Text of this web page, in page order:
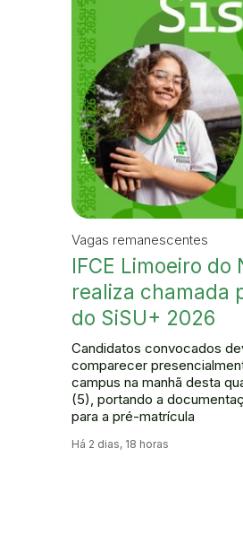
Vagas remanescentes
IFCE Limoeiro do
realiza chamada
do SiSU+ 2026
Candidatos convocados
comparecer
campus na manhã desta
(5), portando a
para a pré-matrícula
Há 2 dias, 18 horas